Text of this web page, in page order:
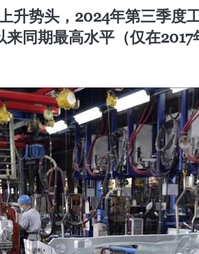
升势头，2024年第三季度
同期最高水平（仅在2017